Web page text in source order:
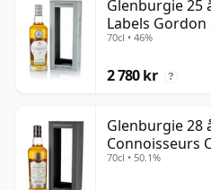
Glenburgie 25
Labels Gordon
70cl • 46%
2 780 kr ?
Glenburgie 28
Connoisseurs
70cl • 50.1%